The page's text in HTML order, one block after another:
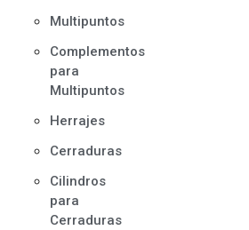
Multipuntos
Complementos
para
Multipuntos
Herrajes
Cerraduras
Cilindros
para
Cerraduras